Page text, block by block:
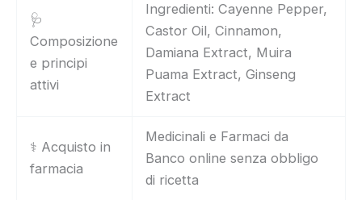
🩺
Composizione
e principi
attivi
Ingredienti: Cayenne Pepper,
Castor Oil, Cinnamon,
Damiana Extract, Muira
Puama Extract, Ginseng
Extract
⚕️ Acquisto in
farmacia
Medicinali e Farmaci da
Banco online senza obbligo
di ricetta